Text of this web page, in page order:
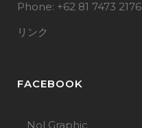
Phone: +62 81 7473 2176
リンク
FACEBOOK
Nol Graphic